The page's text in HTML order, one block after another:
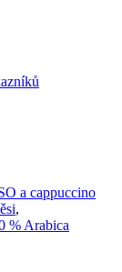
a cappuccino
,
% Arabica